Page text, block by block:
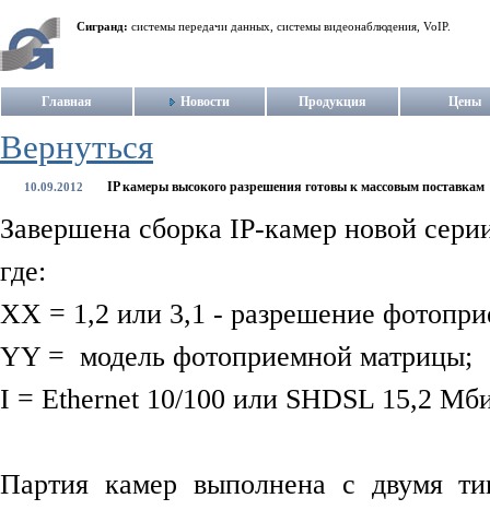
Сигранд: системы передачи данных, системы видеонаблюдения, VoIP.
Главная Новости Продукция Цены
Вернуться
10.09.2012 IP камеры высокого разрешения готовы к массовым поставкам
Завершена сборка IP-камер новой
где:
XX = 1,2 или 3,1 - разрешение
YY = модель фотоприемной матрицы;
I = Ethernet 10/100 или SHDSL 15,2
Партия камер выполнена с двумя